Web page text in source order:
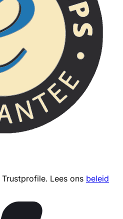
Trustprofile. Lees ons beleid